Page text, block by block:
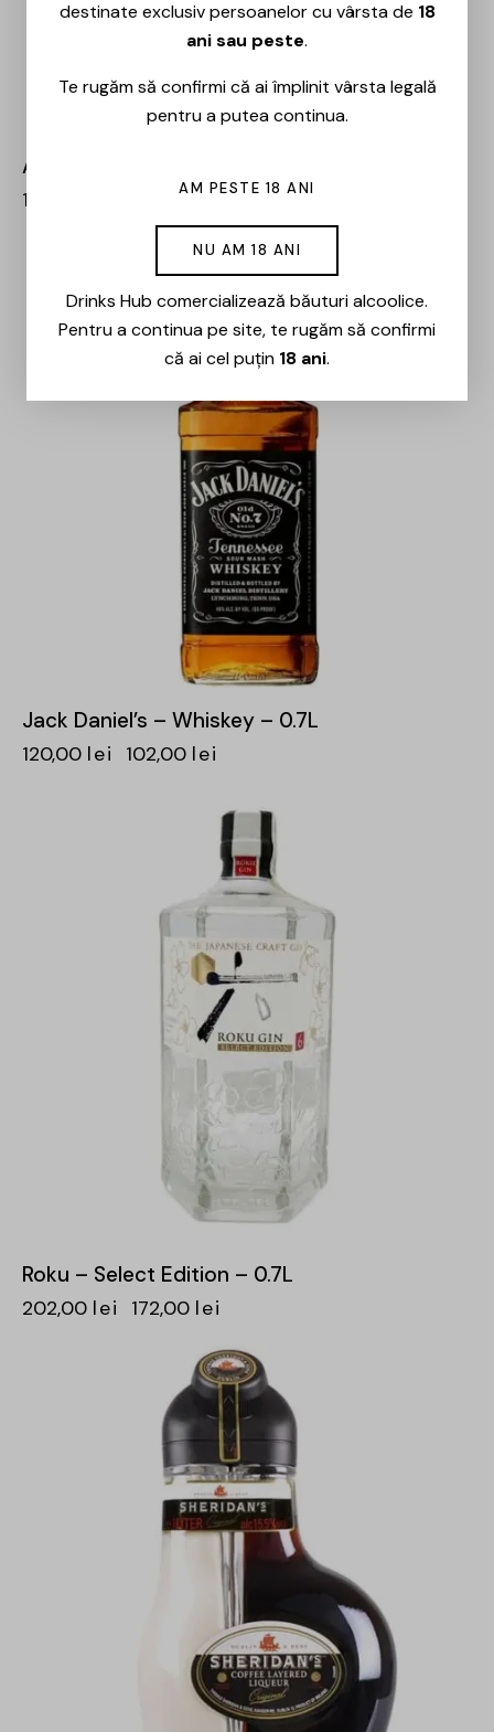
Ararat – 10 ani – 0.7L
162,00 138,00lei
Jack Daniel’s – Whiskey – 0.7L
120,00 lei 102,00 lei
Roku – Select Edition – 0.7L
202,00 lei 172,00 lei
destinate exclusiv persoanelor cu vârsta de 18
ani sau peste.
Te rugăm să confirmi că ai împlinit vârsta legală
pentru a putea continua.
AM PESTE 18 ANI
NU AM 18 ANI
Drinks Hub comercializează băuturi alcoolice.
Pentru a continua pe site, te rugăm să confirmi
că ai cel puțin 18 ani.